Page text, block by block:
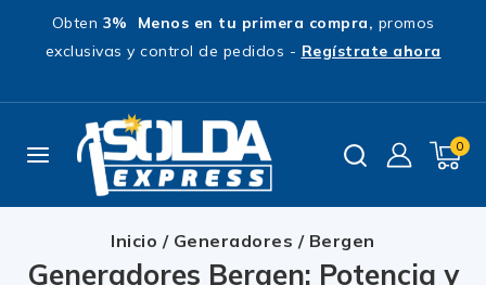
Obten 3% Menos en tu primera compra, promos
exclusivas y control de pedidos - Regístrate ahora
0
Inicio / Generadores / Bergen
Generadores Bergen: Potencia y